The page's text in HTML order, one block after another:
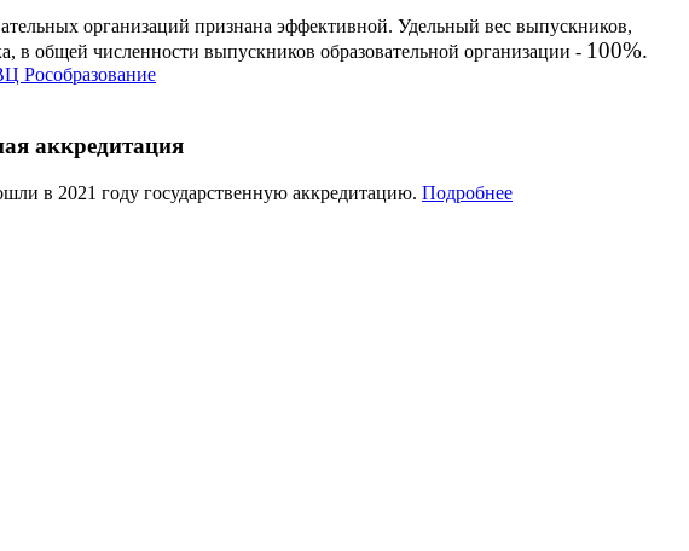
организаций признана эффективной. Удельный вес выпускников,
в общей численности выпускников образовательной организации - 100%.
Рособразование
аккредитация
в 2021 году государственную аккредитацию. Подробнее